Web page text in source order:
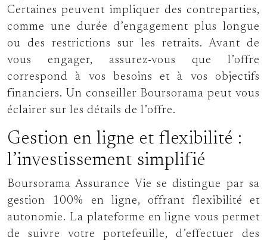
Certaines peuvent impliquer des contreparties,
comme une durée d’engagement plus longue
ou des restrictions sur les retraits. Avant de
vous engager, assurez-vous que l’offre
correspond à vos besoins et à vos objectifs
financiers. Un conseiller Boursorama peut vous
éclairer sur les détails de l’offre.
Gestion en ligne et flexibilité :
l’investissement simplifié
Boursorama Assurance Vie se distingue par sa
gestion 100% en ligne, offrant flexibilité et
autonomie. La plateforme en ligne vous permet
de suivre votre portefeuille, d’effectuer des